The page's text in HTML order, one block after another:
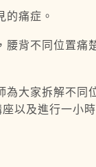
的痛症。
腰背不同位置痛
為大家拆解不同
以及進行一小